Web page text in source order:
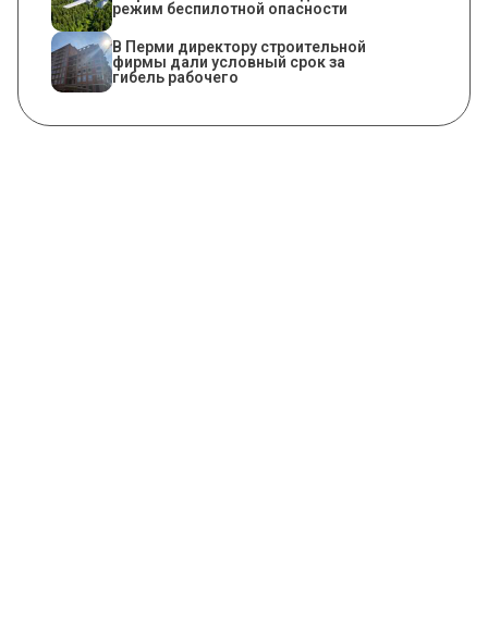
режим беспилотной опасности
В Перми директору строительной
фирмы дали условный срок за
гибель рабочего